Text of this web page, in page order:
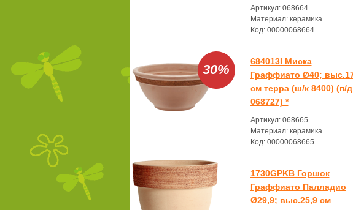
Артикул: 068664
Материал: керамика
Код: 00000068664
30%
684013I Миска
Граффиато Ø40;
см терра (ш/к 8400) (п/д
068727) *
Артикул: 068665
Материал: керамика
Код: 00000068665
1730GPKB Горшок
Граффиато Палладио
Ø29,9; выс.25,9 см